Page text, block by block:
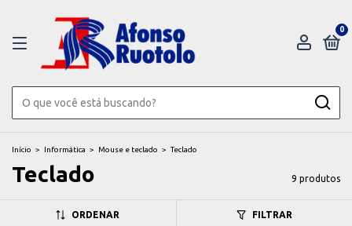
0
Início > Informática > Mouse e teclado > Teclado
Teclado 9 produtos
ORDENAR FILTRAR